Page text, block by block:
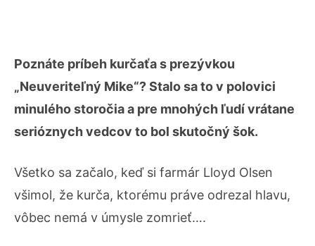
Poznáte príbeh kurčaťa s prezývkou
„Neuveriteľný Mike“? Stalo sa to v polovici
minulého storočia a pre mnohých ľudí vrátane
serióznych vedcov to bol skutočný šok.
Všetko sa začalo, keď si farmár Lloyd Olsen
všimol, že kurča, ktorému práve odrezal hlavu,
vôbec nemá v úmysle zomrieť….